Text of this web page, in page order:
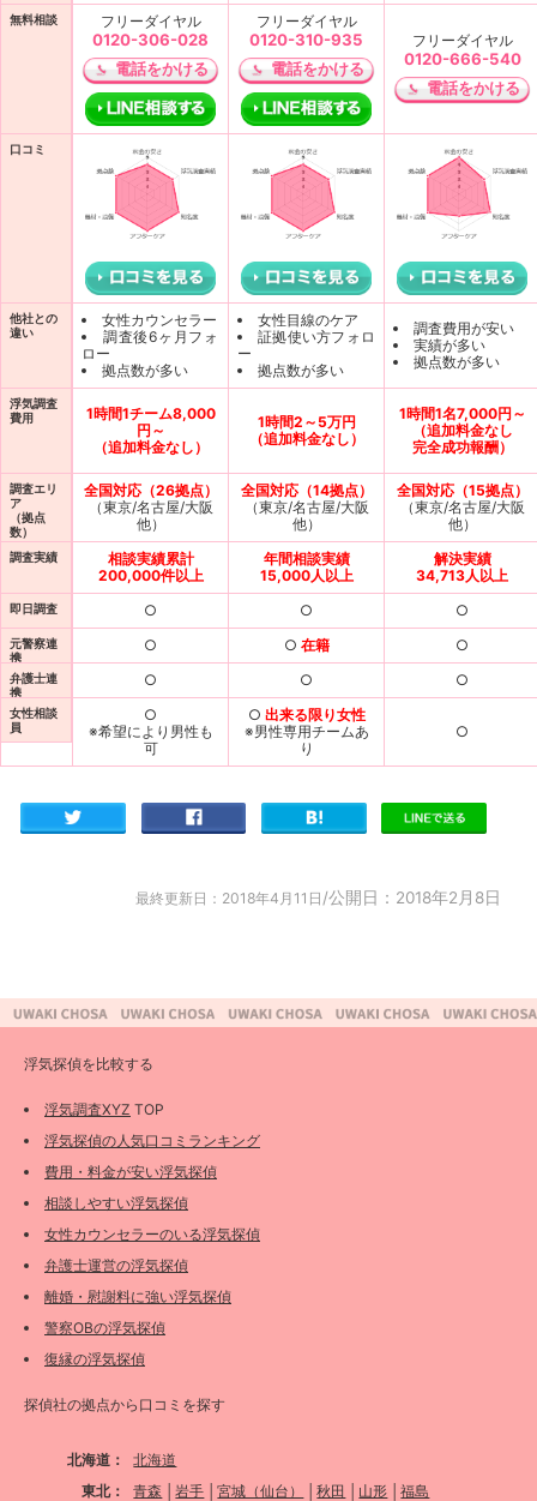
無料相談 フリーダイヤル
0120-306-028
電話をかける
フリーダイヤル
0120-310-935
電話をかける
フリーダイヤル
0120-666-540
電話をかける
口コミ
他社との
違い
女性カウンセラー
調査後6ヶ月フォ
ロー
拠点数が多い
女性目線のケア
証拠使い方フォロ
ー
拠点数が多い
調査費用が安い
実績が多い
拠点数が多い
浮気調査
費用
1時間1チーム8,000
円～
（追加料金なし）
1時間2～5万円
（追加料金なし）
1時間1名7,000円～
（追加料金なし
完全成功報酬）
調査エリ
ア
（拠点
数）
全国対応（26拠点）
（東京/名古屋/大阪
他）
全国対応（14拠点）
（東京/名古屋/大阪
他）
全国対応（15拠点）
（東京/名古屋/大阪
他）
調査実績
相談実績累計
200,000件以上
年間相談実績
15,000人以上
解決実績
34,713人以上
即日調査 ○ ○ ○
元警察連
携
○ ○ 在籍 ○
弁護士連
携
○ ○ ○
女性相談
員
○
※希望により男性も
可
○ 出来る限り女性
※男性専用チームあ
り
○
最終更新日：2018年4月11日 /公開日：2018年2月8日
浮気探偵を比較する
浮気調査XYZ TOP
浮気探偵の人気口コミランキング
費用・料金が安い浮気探偵
相談しやすい浮気探偵
女性カウンセラーのいる浮気探偵
弁護士運営の浮気探偵
離婚・慰謝料に強い浮気探偵
警察OBの浮気探偵
復縁の浮気探偵
探偵社の拠点から口コミを探す
北海道：
北海道
東北：
青森 │岩手 │宮城（仙台） │秋田 山形 │福島